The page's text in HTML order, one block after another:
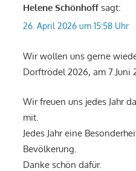
Helene Schönhoff sagt:
26. April 2026 um 15:58 Uhr
Wir wollen uns gerne
Dorftrödel 2026, am 7.Juni
Wir freuen uns jedes Jahr
mit.
Jedes Jahr eine
Bevölkerung.
Danke schön dafür.